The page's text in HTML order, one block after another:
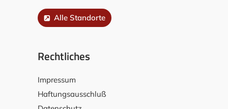
Alle Standorte
Rechtliches
Impressum
Haftungsausschluß